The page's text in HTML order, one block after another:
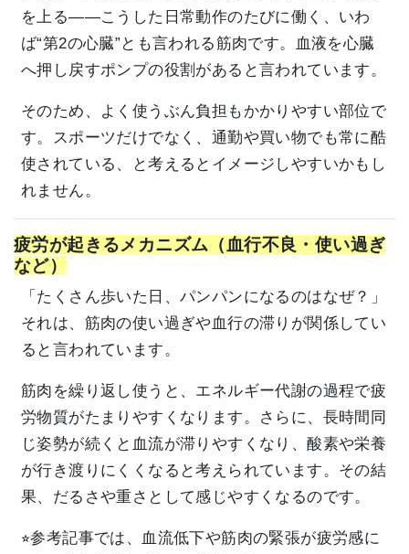
を上る――こうした日常動作のたびに働く、いわ
ば“第2の心臓”とも言われる筋肉です。血液を心臓
へ押し戻すポンプの役割があると言われています。
そのため、よく使うぶん負担もかかりやすい部位で
す。スポーツだけでなく、通勤や買い物でも常に酷
使されている、と考えるとイメージしやすいかもし
れません。
疲労が起きるメカニズム（血行不良・使い過ぎ
など）
「たくさん歩いた日、パンパンになるのはなぜ？」
それは、筋肉の使い過ぎや血行の滞りが関係してい
ると言われています。
筋肉を繰り返し使うと、エネルギー代謝の過程で疲
労物質がたまりやすくなります。さらに、長時間同
じ姿勢が続くと血流が滞りやすくなり、酸素や栄養
が行き渡りにくくなると考えられています。その結
果、だるさや重さとして感じやすくなるのです。
⭐︎参考記事では、血流低下や筋肉の緊張が疲労感に